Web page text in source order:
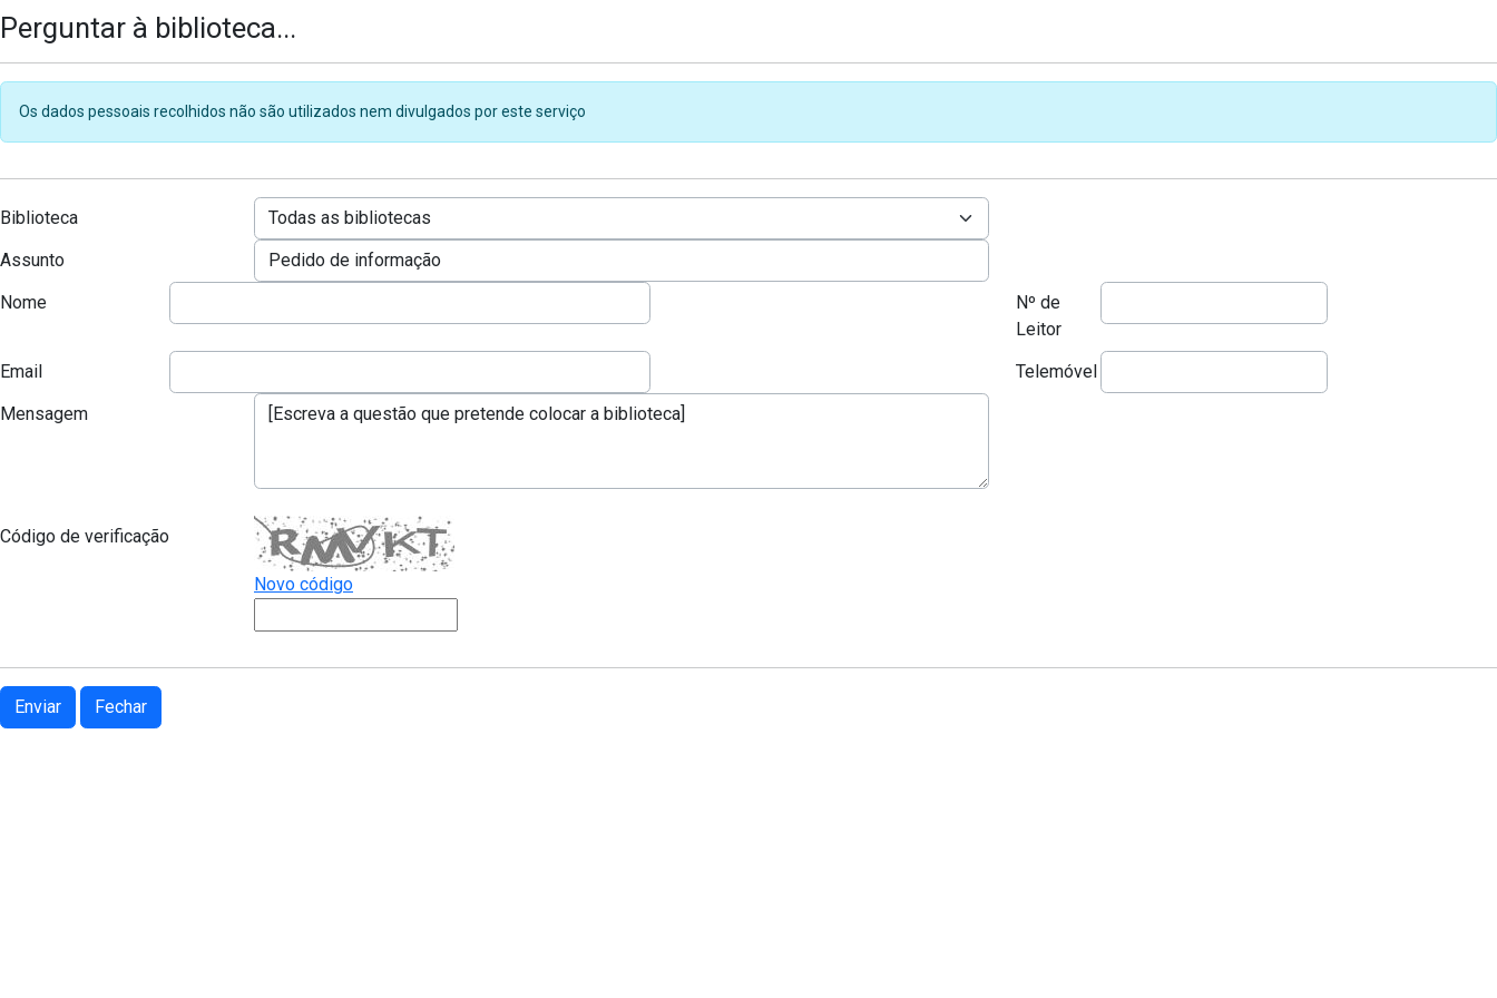
Perguntar à biblioteca...
Os dados pessoais recolhidos não são utilizados nem divulgados por este serviço
Biblioteca
Assunto
Nome
Nº de
Leitor
Email
Telemóvel
Mensagem
Código de verificação
Novo código